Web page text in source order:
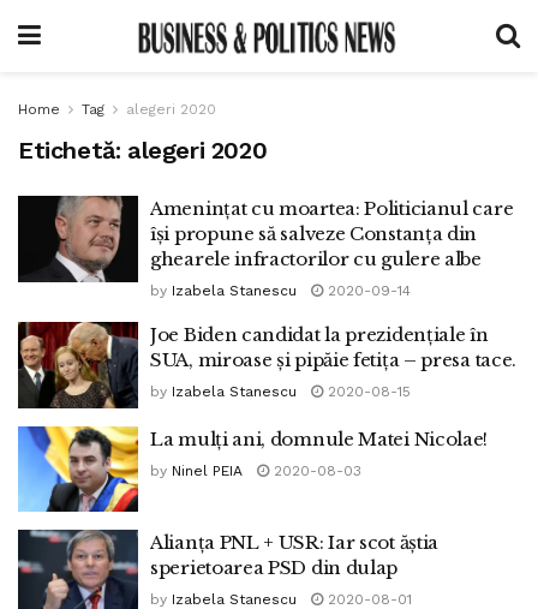
Home Tag alegeri 2020
Etichetă: alegeri 2020
Amenințat cu moartea: Politicianul care
își propune să salveze Constanța din
ghearele infractorilor cu gulere albe
by Izabela Stanescu 2020-09-14
Joe Biden candidat la prezidențiale în
SUA, miroase și pipăie fetița – presa tace.
by Izabela Stanescu 2020-08-15
La mulți ani, domnule Matei Nicolae!
by Ninel PEIA 2020-08-03
Alianța PNL + USR: Iar scot ăștia
sperietoarea PSD din dulap
by Izabela Stanescu 2020-08-01